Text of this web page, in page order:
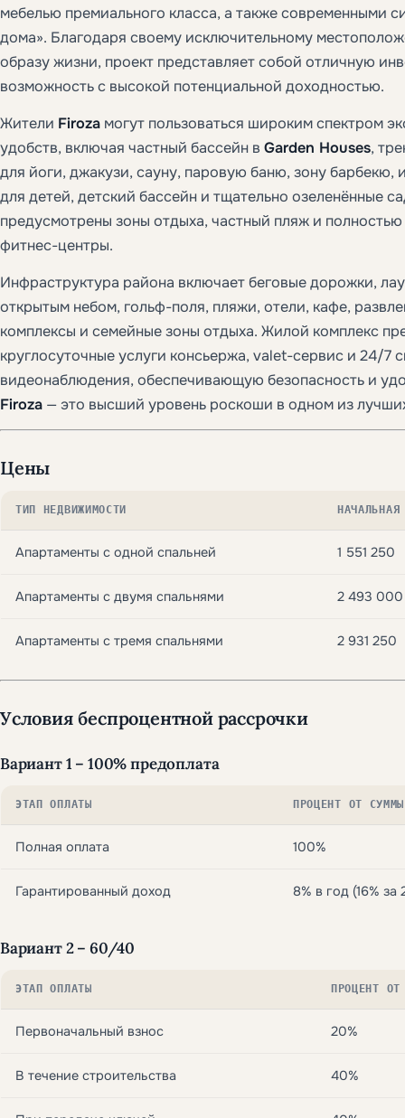
мебелью премиального класса, а также современными
дома». Благодаря своему исключительному
образу жизни, проект представляет собой отличную
возможность с высокой потенциальной доходностью.
Жители Firoza могут пользоваться широким спектром
удобств, включая частный бассейн в Garden Houses,
для йоги, джакузи, сауну, паровую баню, зону барбекю,
для детей, детский бассейн и тщательно озеленённые
предусмотрены зоны отдыха, частный пляж и
фитнес-центры.
Инфраструктура района включает беговые дорожки,
открытым небом, гольф-поля, пляжи, отели, кафе,
комплексы и семейные зоны отдыха. Жилой комплекс
круглосуточные услуги консьержа, valet-сервис и 24/7
видеонаблюдения, обеспечивающую безопасность и
Firoza — это высший уровень роскоши в одном из
Цены
ТИП НЕДВИЖИМОСТИ
Апартаменты с одной спальней 1 551 250
Апартаменты с двумя спальнями 2 493 000
Апартаменты с тремя спальнями 2 931 250
Условия беспроцентной рассрочки
Вариант 1 – 100% предоплата
ЭТАП ОПЛАТЫ ПРОЦЕНТ ОТ СУММЫ
Полная оплата 100%
Гарантированный доход 8% в год (16% за
Вариант 2 – 60/40
ЭТАП ОПЛАТЫ ПРОЦЕНТ ОТ
Первоначальный взнос 20%
В течение строительства 40%